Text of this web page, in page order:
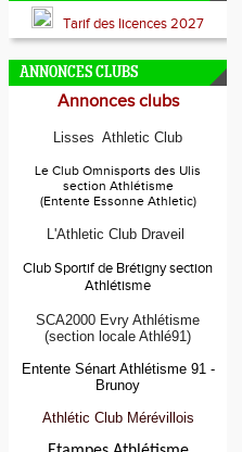
Tarif des licences 2027
ANNONCES CLUBS
Annonces clubs
Lisses Athletic Club
Le Club Omnisports des Ulis
section Athlétisme
(Entente Essonne Athletic)
L'Athletic Club Draveil
Club Sportif de Brétigny section
Athlétisme
SCA2000 Evry Athlétisme
(section locale Athlé91)
Entente Sénart Athlétisme 91 -
Brunoy
Athlétic Club Mérévillois